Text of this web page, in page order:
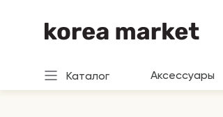
Каталог Аксессуары